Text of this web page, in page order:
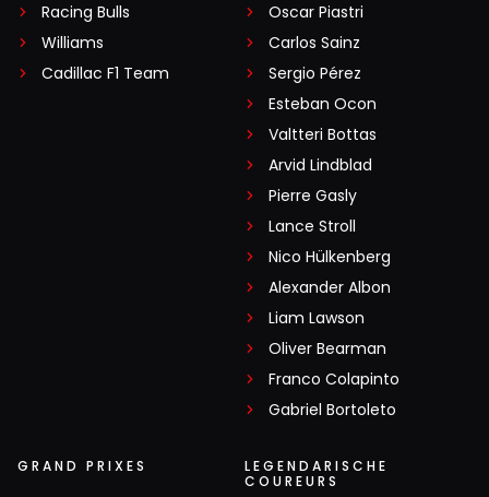
Racing Bulls
Williams
Cadillac F1 Team
Oscar Piastri
Carlos Sainz
Sergio Pérez
Esteban Ocon
Valtteri Bottas
Arvid Lindblad
Pierre Gasly
Lance Stroll
Nico Hülkenberg
Alexander Albon
Liam Lawson
Oliver Bearman
Franco Colapinto
Gabriel Bortoleto
GRAND PRIXES
LEGENDARISCHE
COUREURS